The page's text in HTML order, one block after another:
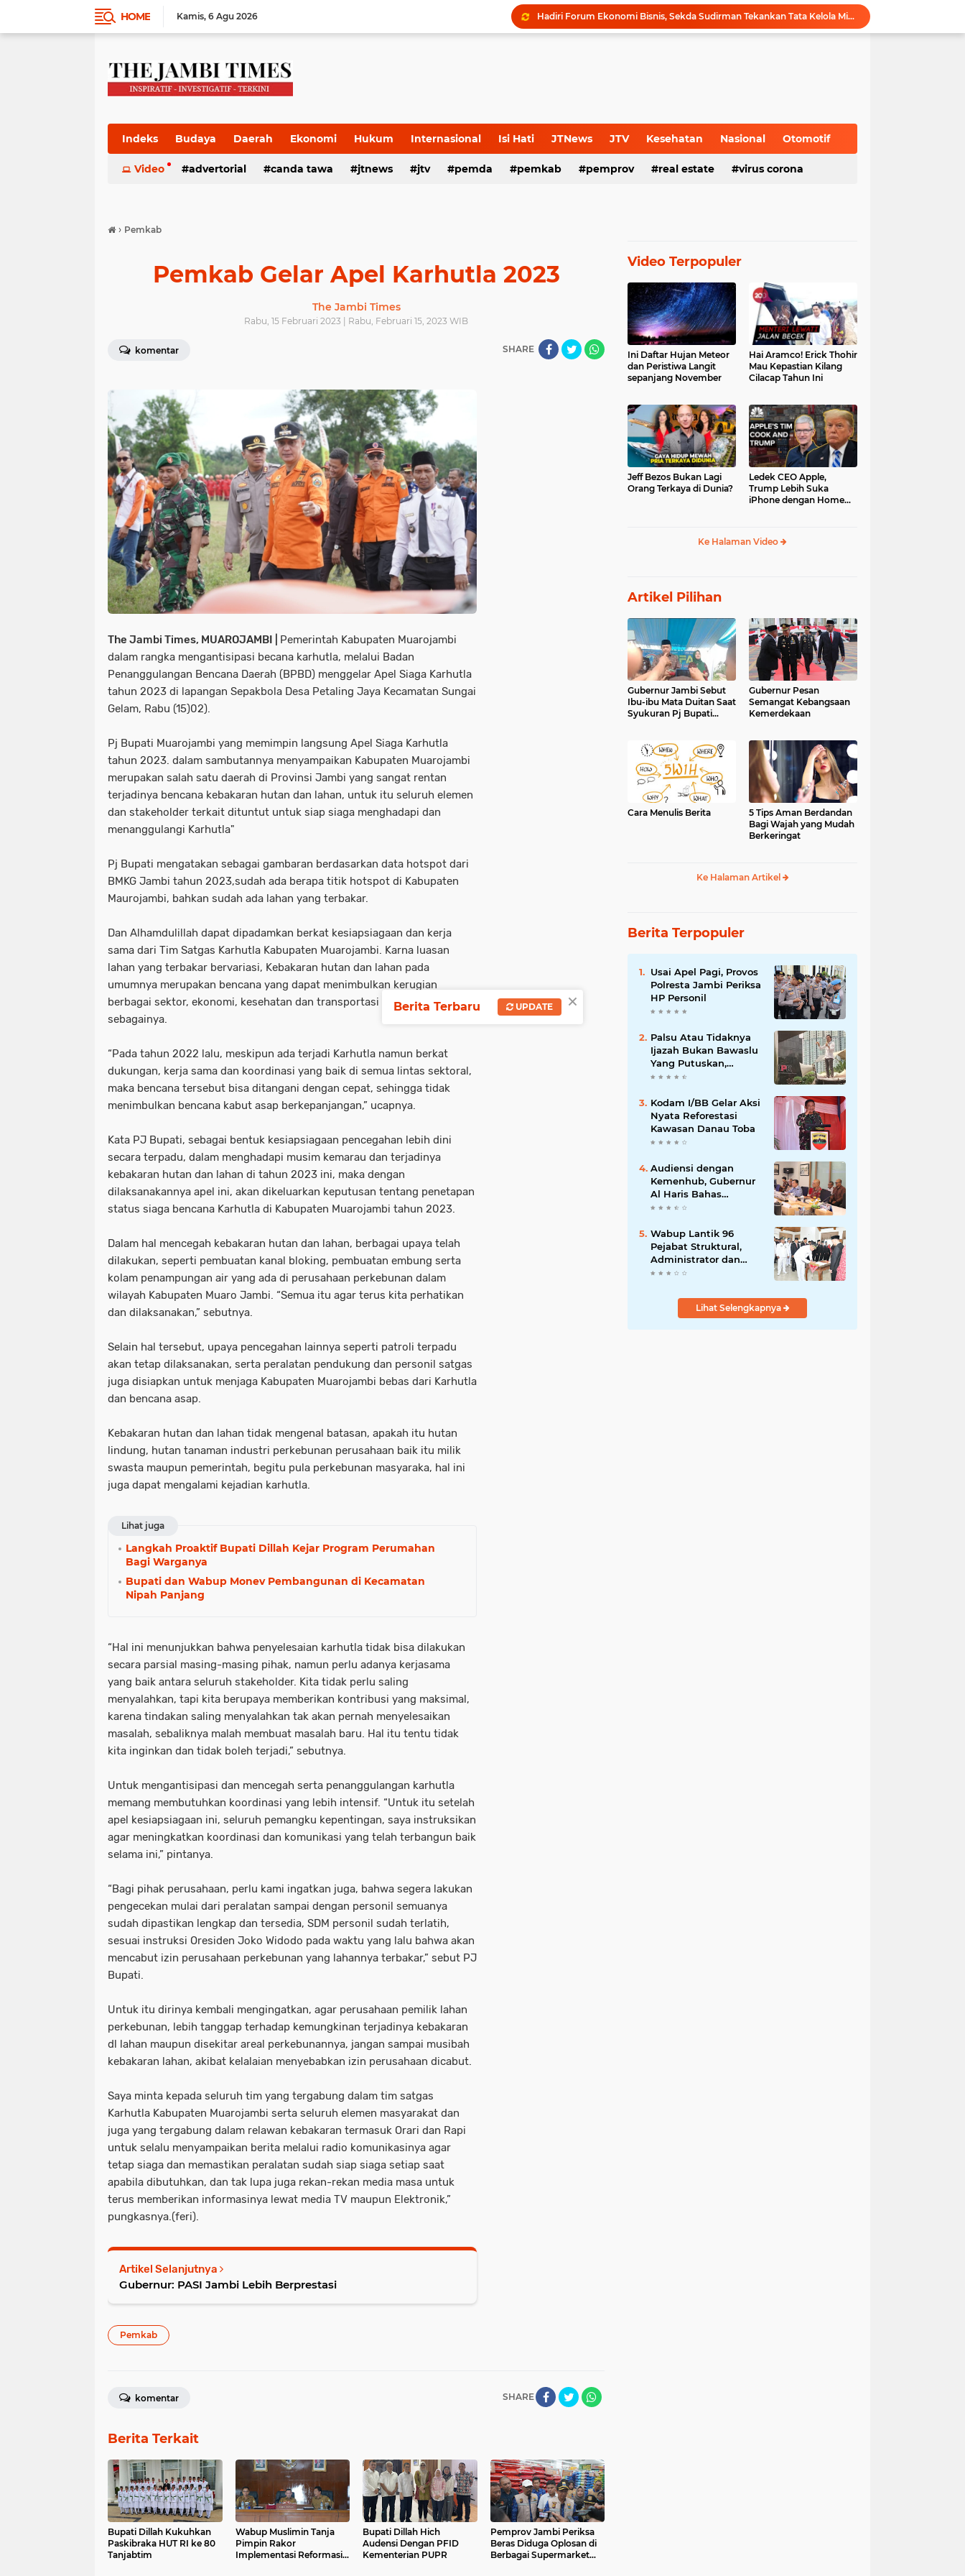
HOME Kamis 6 Agu 2026
Hadiri Forum Ekonomi Bisnis, Sekda Sudirman Tekankan Tata Kelola Migas dengan Memperhatikan Aspek Lingkungan
Gubernur Al Haris Buka PKKMB Poltekkes Kemenkes Jambi, Tekankan Peran Strategis Tenaga Kesehatan dan Promosi Kesehatan
Gubernur Al Haris Harap Kenduri Sko Jadi Pemersatu dan Dorong Perbaikan Sarana Desa
Indeks Budaya Daerah Ekonomi Hukum Internasional Isi Hati JTNews JTV Kesehatan Nasional Otomotif
Pemkab Pemprov Politik Press Release Sport TNI POLRI TNI-Polri
Video advertorial canda tawa jtnews jtv pemda pemkab pemprov real estate virus corona
› Pemkab
Pemkab Gelar Apel Karhutla 2023
The Jambi Times
Rabu, 15 Februari 2023 | Rabu, Februari 15, 2023 WIB
komentar SHARE
The Jambi Times, MUAROJAMBI | Pemerintah Kabupaten Muarojambi
dalam rangka mengantisipasi becana karhutla, melalui Badan
Penanggulangan Bencana Daerah (BPBD) menggelar Apel Siaga Karhutla
tahun 2023 di lapangan Sepakbola Desa Petaling Jaya Kecamatan Sungai
Gelam, Rabu (15)02).
Pj Bupati Muarojambi yang memimpin langsung Apel Siaga Karhutla
tahun 2023. dalam sambutannya menyampaikan Kabupaten Muarojambi
merupakan salah satu daerah di Provinsi Jambi yang sangat rentan
terjadinya bencana kebakaran hutan dan lahan, untuk itu seluruh elemen
dan stakeholder terkait dituntut untuk siap siaga menghadapi dan
menanggulangi Karhutla"
Pj Bupati mengatakan sebagai gambaran berdasarkan data hotspot dari
BMKG Jambi tahun 2023,sudah ada berapa titik hotspot di Kabupaten
Maurojambi, bahkan sudah ada lahan yang terbakar.
Dan Alhamdulillah dapat dipadamkan berkat kesiapsiagaan dan kerja
sama dari Tim Satgas Karhutla Kabupaten Muarojambi. Karna luasan
lahan yang terbakar bervariasi, Kebakaran hutan dan lahan pada
umumnya merupakan bencana yang dapat menimbulkan kerugian
berbagai sektor, ekonomi, kesehatan dan transportasi dan lain
sebagainya.
“Pada tahun 2022 lalu, meskipun ada terjadi Karhutla namun berkat
dukungan, kerja sama dan koordinasi yang baik di semua lintas sektoral,
maka bencana tersebut bisa ditangani dengan cepat, sehingga tidak
menimbulkan bencana kabut asap berkepanjangan,” ucapnya.
Kata PJ Bupati, sebagai bentuk kesiapsiagaan pencegahan lebih dini
secara terpadu, dalam menghadapi musim kemarau dan terjadinya
kebakaran hutan dan lahan di tahun 2023 ini, maka dengan
dilaksanakannya apel ini, akan dikeluarkan keputusan tentang penetapan
status siaga bencana Karhutla di Kabupaten Muarojambi tahun 2023.
Dalam hal mencegah kebakaran hutan dan lahan, berbagai upaya telah
dilakukan, seperti pembuatan kanal bloking, pembuatan embung serta
kolam penampungan air yang ada di perusahaan perkebunan dalam
wilayah Kabupaten Muaro Jambi. “Semua itu agar terus kita perhatikan
dan dilaksanakan,” sebutnya.
Selain hal tersebut, upaya pencegahan lainnya seperti patroli terpadu
akan tetap dilaksanakan, serta peralatan pendukung dan personil satgas
juga disiapkan untuk menjaga Kabupaten Muarojambi bebas dari Karhutla
dan bencana asap.
Kebakaran hutan dan lahan tidak mengenal batasan, apakah itu hutan
lindung, hutan tanaman industri perkebunan perusahaan baik itu milik
swasta maupun pemerintah, begitu pula perkebunan masyaraka, hal ini
juga dapat mengalami kejadian karhutla.
Lihat juga
Langkah Proaktif Bupati Dillah Kejar Program Perumahan
Bagi Warganya
Bupati dan Wabup Monev Pembangunan di Kecamatan
Nipah Panjang
“Hal ini menunjukkan bahwa penyelesaian karhutla tidak bisa dilakukan
secara parsial masing-masing pihak, namun perlu adanya kerjasama
yang baik antara seluruh stakeholder. Kita tidak perlu saling
menyalahkan, tapi kita berupaya memberikan kontribusi yang maksimal,
karena tindakan saling menyalahkan tak akan pernah menyelesaikan
masalah, sebaliknya malah membuat masalah baru. Hal itu tentu tidak
kita inginkan dan tidak boleh terjadi,” sebutnya.
Untuk mengantisipasi dan mencegah serta penanggulangan karhutla
memang membutuhkan koordinasi yang lebih intensif. “Untuk itu setelah
apel kesiapsiagaan ini, seluruh pemangku kepentingan, saya instruksikan
agar meningkatkan koordinasi dan komunikasi yang telah terbangun baik
selama ini,” pintanya.
“Bagi pihak perusahaan, perlu kami ingatkan juga, bahwa segera lakukan
pengecekan mulai dari peralatan sampai dengan personil semuanya
sudah dipastikan lengkap dan tersedia, SDM personil sudah terlatih,
sesuai instruksi Oresiden Joko Widodo pada waktu yang lalu bahwa akan
mencabut izin perusahaan perkebunan yang lahannya terbakar,” sebut PJ
Bupati.
Untuk itu dirinya kembali mengingatkan, agar perusahaan pemilik lahan
perkebunan, lebih tanggap terhadap kemungkinan terjadinya kebakaran
dl lahan maupun disekitar areal perkebunannya, jangan sampai musibah
kebakaran lahan, akibat kelalaian menyebabkan izin perusahaan dicabut.
Saya minta kepada seluruh tim yang tergabung dalam tim satgas
Karhutla Kabupaten Muarojambi serta seluruh elemen masyarakat dan
juga yang tergabung dalam relawan kebakaran termasuk Orari dan Rapi
untuk selalu menyampaikan berita melalui radio komunikasinya agar
tetap siaga dan memastikan peralatan sudah siap siaga setiap saat
apabila dibutuhkan, dan tak lupa juga rekan-rekan media masa untuk
terus memberikan informasinya lewat media TV maupun Elektronik,”
pungkasnya.(feri).
Artikel Selanjutnya
Gubernur: PASI Jambi Lebih Berprestasi
Pemkab
SHARE
komentar
Berita Terkait
Bupati Dillah Kukuhkan
Paskibraka HUT RI ke 80
Tanjabtim
Wabup Muslimin Tanja
Pimpin Rakor
Implementasi Reformasi
Bupati Dillah Hich
Audensi Dengan PFID
Kementerian PUPR
Pemprov Jambi Periksa
Beras Diduga Oplosan di
Berbagai Supermarket
Video Terpopuler
Ini Daftar Hujan Meteor
dan Peristiwa Langit
sepanjang November
Hai Aramco! Erick Thohir
Mau Kepastian Kilang
Cilacap Tahun Ini
Jeff Bezos Bukan Lagi
Orang Terkaya di Dunia?
Ledek CEO Apple,
Trump Lebih Suka
iPhone dengan Home
Ke Halaman Video
Artikel Pilihan
Gubernur Jambi Sebut
Ibu-ibu Mata Duitan Saat
Syukuran Pj Bupati
Gubernur Pesan
Semangat Kebangsaan
Kemerdekaan
Cara Menulis Berita
5 Tips Aman Berdandan
Bagi Wajah yang Mudah
Berkeringat
Ke Halaman Artikel
Berita Terpopuler
Usai Apel Pagi, Provos
Polresta Jambi Periksa
HP Personil
Palsu Atau Tidaknya
Ijazah Bukan Bawaslu
Yang Putuskan,
Tunggu Proses Hukum
Kodam I/BB Gelar Aksi
Nyata Reforestasi
Kawasan Danau Toba
Audiensi dengan
Kemenhub, Gubernur
Al Haris Bahas
Pembangunan Jalur
Wabup Lantik 96
Pejabat Struktural,
Administrator dan
Pengawas di Lingkup
Lihat Selengkapnya
×
Berita Terbaru UPDATE